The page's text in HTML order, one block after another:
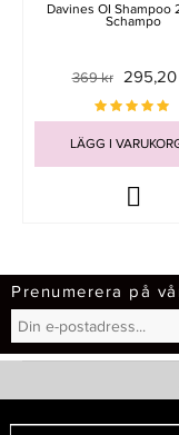
Davines OI Shampoo
Schampo
369 kr
LÄGG I
Prenumerera på